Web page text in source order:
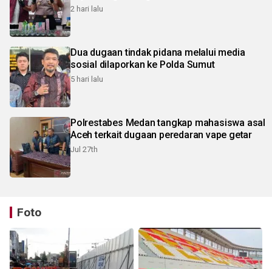
2 hari lalu
Dua dugaan tindak pidana melalui media
sosial dilaporkan ke Polda Sumut
5 hari lalu
Polrestabes Medan tangkap mahasiswa asal
Aceh terkait dugaan peredaran vape getar
Jul 27th
Foto